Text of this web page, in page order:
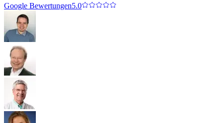
Google Bewertungen5.0